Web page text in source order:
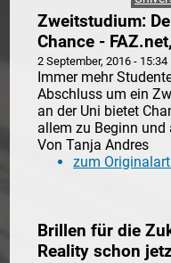
Zweitstudium:
Chance -
2 September, 2016 - 15:34
Immer mehr
Abschluss um ein
an der Uni bietet
allem zu Beginn und
Von Tanja Andres
zum
Brillen für die
Reality schon